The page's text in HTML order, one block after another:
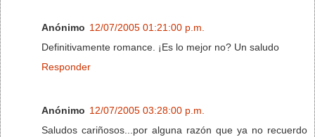
Anónimo 12/07/2005 01:21:00 p.m.
Definitivamente romance. ¡Es lo mejor no? Un saludo
Responder
Anónimo 12/07/2005 03:28:00 p.m.
Saludos cariñosos...por alguna razón que ya no recuerdo